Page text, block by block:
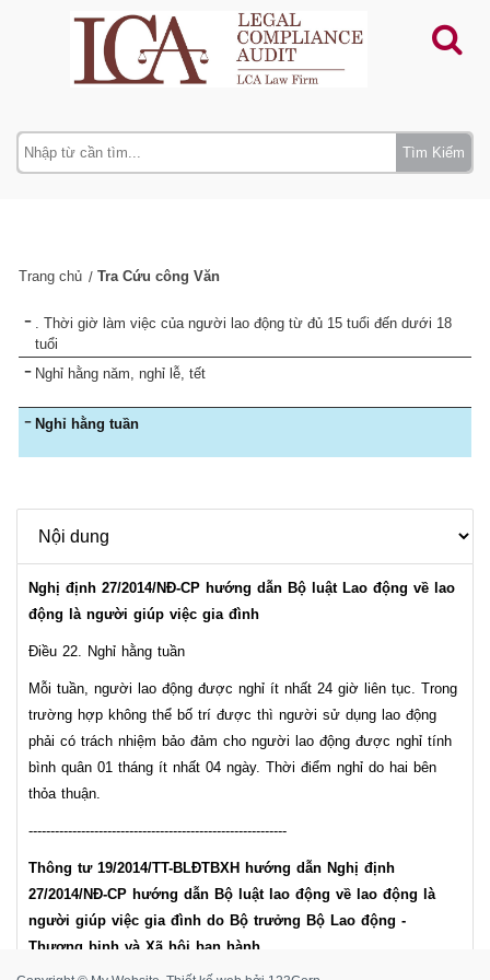
Tìm Kiếm
Trang chủ Tra Cứu công Văn
. Thời giờ làm việc của người lao động từ đủ 15 tuổi đến dưới 18
tuổi
Nghỉ hằng năm, nghỉ lễ, tết
Nghỉ hằng tuần
Nghị định 27/2014/NĐ-CP hướng dẫn Bộ luật Lao động về lao
động là người giúp việc gia đình
Điều 22. Nghỉ hằng tuần
Mỗi tuần, người lao động được nghỉ ít nhất 24 giờ liên tục. Trong
trường hợp không thể bố trí được thì người sử dụng lao động
phải có trách nhiệm bảo đảm cho người lao động được nghỉ tính
bình quân 01 tháng ít nhất 04 ngày. Thời điểm nghỉ do hai bên
thỏa thuận.
-----------------------------------------------------------
Thông tư 19/2014/TT-BLĐTBXH hướng dẫn Nghị định
27/2014/NĐ-CP hướng dẫn Bộ luật lao động về lao động là
người giúp việc gia đình do Bộ trưởng Bộ Lao động -
Thương binh và Xã hội ban hành